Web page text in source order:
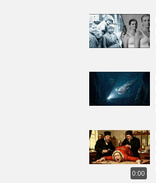
0:00